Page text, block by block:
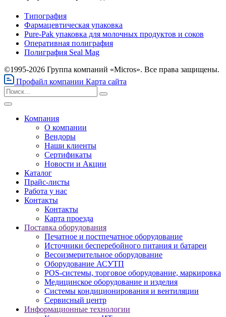
Типография
Фармацевтическая упаковка
Pure-Pak упаковка для молочных продуктов и соков
Оперативная полиграфия
Полиграфия Seal Mag
©1995-2026 Группа компаний «Micros». Все права защищены.
Профайл компании Карта сайта
Компания
О компании
Вендоры
Наши клиенты
Сертификаты
Новости и Акции
Каталог
Прайс-листы
Работа у нас
Контакты
Контакты
Карта проезда
Поставка оборудования
Печатное и постпечатное оборудование
Источники бесперебойного питания и батареи
Весоизмерительное оборудование
Оборудование АСУТП
POS-системы, торговое оборудование, маркировка
Медицинское оборудование и изделия
Системы кондиционирования и вентиляции
Сервисный центр
Информационные технологии